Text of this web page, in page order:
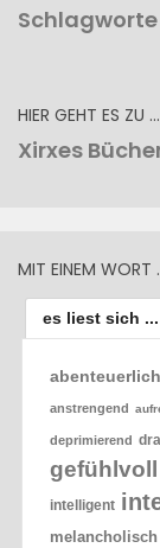
Schlagworte
HIER GEHT ES ZU …
Xirxes
MIT EINEM WORT
es liest sich ...
abenteuerlich
anstrengend
deprimierend
gefühlvoll
intelligent
melancholisch